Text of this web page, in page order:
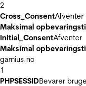
2
Cross_ConsentAfventer
Maksimal
Initial_ConsentAfventer
Maksimal
garnius.no
1
PHPSESSIDBevarer